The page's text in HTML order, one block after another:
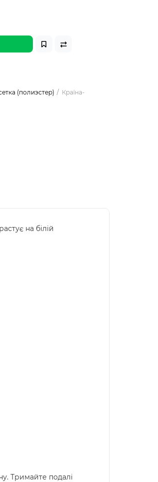
(полиэстер)
Країна-
на білій
Тримайте подалі